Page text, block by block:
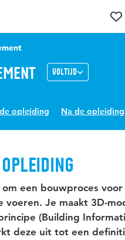
Voltijd
opleiding Na de opleiding
een bouwproces
voeren. Je maakt 3D-
(Building
deze uit tot een